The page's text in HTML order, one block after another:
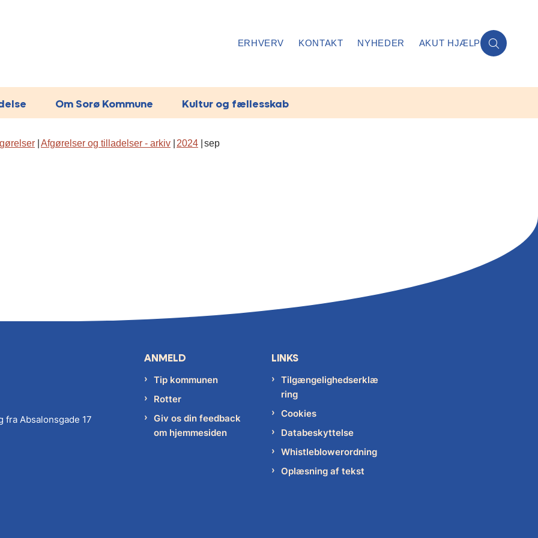
ERHVERV KONTAKT NYHEDER AKUT HJÆLP
Om Sorø Kommune Kultur og fællesskab
Afgørelser og tilladelser - arkiv 2024 sep
fra Absalonsgade 17
ANMELD
Tip kommunen
Rotter
Giv os din feedback
om hjemmesiden
LINKS
Tilgængelighedserklæ
ring
Cookies
Databeskyttelse
Whistleblowerordning
Oplæsning af tekst